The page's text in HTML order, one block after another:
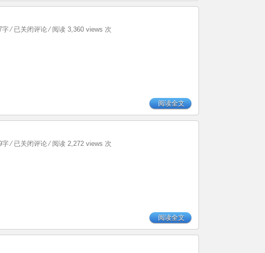
去
苍
字⁄ 【薰
已关闭评论⁄ 阅读 3,360 views 次
阅读全文
字⁄ 【薰
已关闭评论⁄ 阅读 2,272 views 次
阅读全文